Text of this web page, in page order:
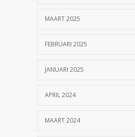
MAART 2025
FEBRUARI 2025
JANUARI 2025
APRIL 2024
MAART 2024